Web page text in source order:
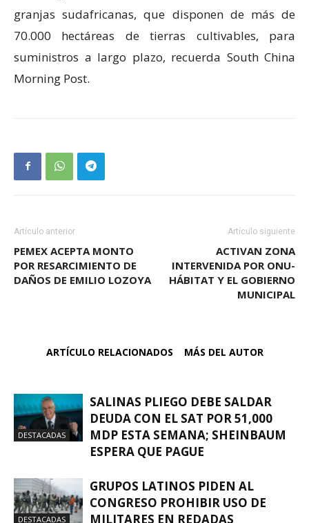
granjas sudafricanas, que disponen de más de
70.000 hectáreas de tierras cultivables, para
suministros a largo plazo, recuerda South China
Morning Post.
Artículo anterior
PEMEX ACEPTA MONTO
POR RESARCIMIENTO DE
DAÑOS DE EMILIO LOZOYA
Artículo siguiente
ACTIVAN ZONA
INTERVENIDA POR ONU-
HÁBITAT Y EL GOBIERNO
MUNICIPAL
ARTÍCULO RELACIONADOS MÁS DEL AUTOR
DESTACADAS
SALINAS PLIEGO DEBE SALDAR
DEUDA CON EL SAT POR 51,000
MDP ESTA SEMANA; SHEINBAUM
ESPERA QUE PAGUE
DESTACADAS
GRUPOS LATINOS PIDEN AL
CONGRESO PROHIBIR USO DE
MILITARES EN REDADAS